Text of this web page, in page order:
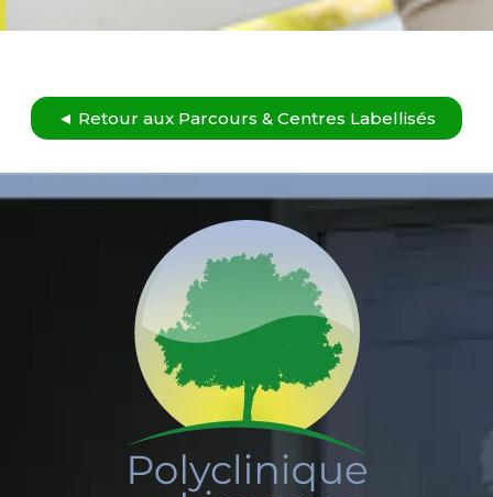
◄ Retour aux Parcours & Centres Labellisés